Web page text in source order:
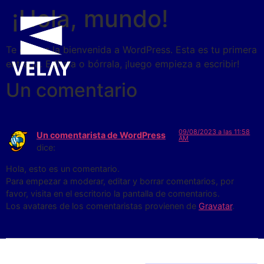
¡Hola, mundo!
Te damos la bienvenida a WordPress. Esta es tu primera
entrada. Edítala o bórrala, ¡luego empieza a escribir!
Un comentario
Un comentarista de WordPress
dice:
09/08/2023 a las 11:58
AM
Hola, esto es un comentario.
Para empezar a moderar, editar y borrar comentarios, por
favor, visita en el escritorio la pantalla de comentarios.
Los avatares de los comentaristas provienen de Gravatar.